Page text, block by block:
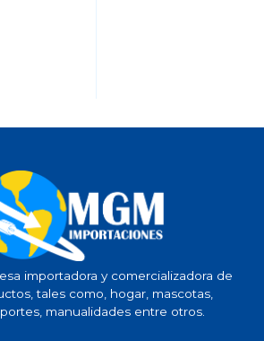
importadora y comercializadora de
tales como, hogar, mascotas,
manualidades entre otros.